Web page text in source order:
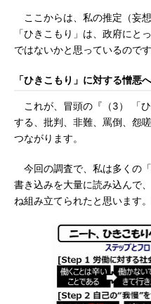
ここからは、私の推定（妄
「ひきこもり」は、政府にと
ではないかと思っているのです
「ひきこもり」に対する憎悪
これが、冒頭の『（3） 「
する、批判、非難、罵倒、怨
つながります。
今回の調査で、私は多くの
書き込みを大量に読み込んで
ね組み立てられたと思います